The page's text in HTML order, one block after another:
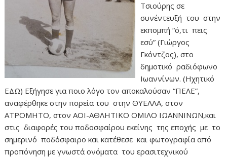
Τσιούρης σε
συνέντευξή του στην
εκπομπή “ό,τι πεις
εσύ” (Γιώργος
Γκόντζος), στο
δημοτικό ραδιόφωνο
Ιωαννίνων. (Ηχητικό
ΕΔΩ) Εξήγησε για ποιο λόγο τον αποκαλούσαν “ΠΕΛΕ”,
αναφέρθηκε στην πορεία του στην ΘΥΕΛΛΑ, στον
ΑΤΡΟΜΗΤΟ, στον ΑΟΙ-ΑΘΛΗΤΙΚΟ ΟΜΙΛΟ ΙΩΑΝΝΙΝΩΝ,και
στις διαφορές του ποδοσφαίρου εκείνης της εποχής με το
σημερινό ποδόσφαιρο και κατέθεσε και φωτογραφία από
προπόνηση με γνωστά ονόματα του ερασιτεχνικού